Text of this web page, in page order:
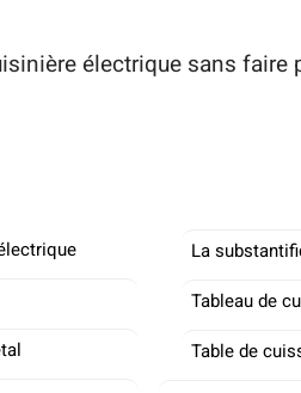
électrique sans faire
La
Tableau de
Table de